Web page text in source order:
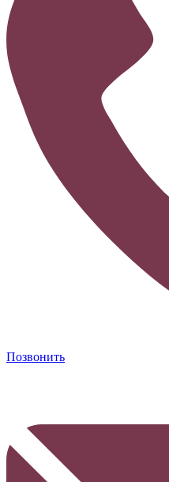
Позвонить